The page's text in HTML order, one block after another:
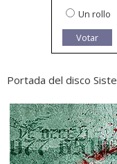
Un rollo
Votar
Portada del disco